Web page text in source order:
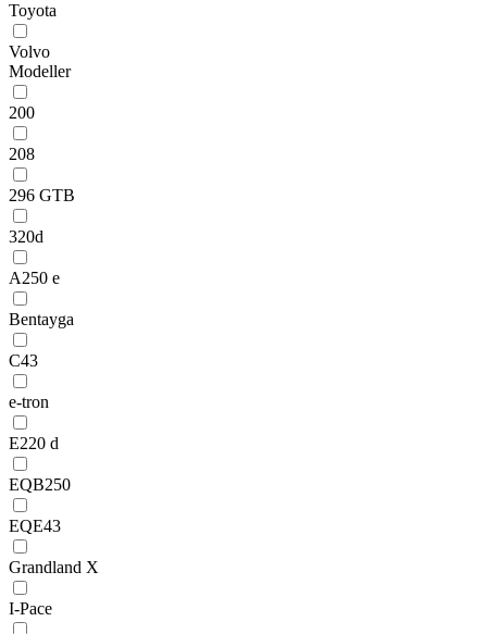
Toyota
Volvo
Modeller
200
208
296 GTB
320d
A250 e
Bentayga
C43
e-tron
E220 d
EQB250
EQE43
Grandland X
I-Pace